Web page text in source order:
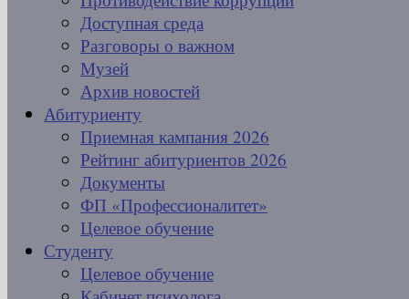
Доступная среда
Разговоры о важном
Музей
Архив новостей
Абитуриенту
Приемная кампания 2026
Рейтинг абитуриентов 2026
Документы
ФП «Профессионалитет»
Целевое обучение
Студенту
Целевое обучение